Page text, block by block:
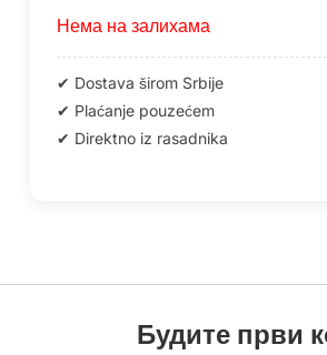
Нема на залихама
Будите први